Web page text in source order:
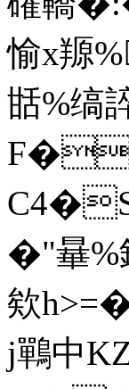
愉x羱
甛%缟
�"曅%
欸
j鷤中